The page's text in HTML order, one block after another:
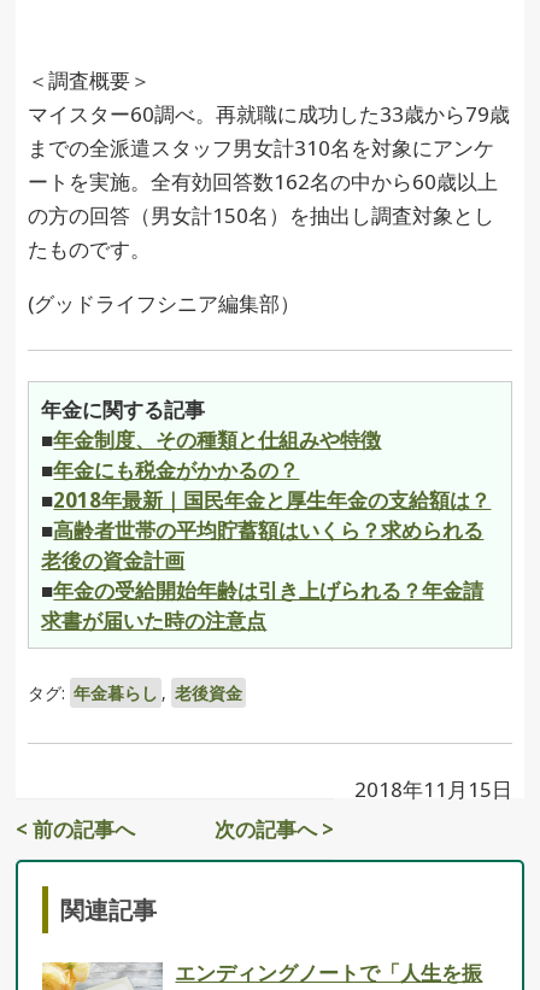
＜調査概要＞
マイスター60調べ。再就職に成功した33歳から79歳
までの全派遣スタッフ男女計310名を対象にアンケ
ートを実施。全有効回答数162名の中から60歳以上
の方の回答（男女計150名）を抽出し調査対象とし
たものです。
(グッドライフシニア編集部）
年金に関する記事
■年金制度、その種類と仕組みや特徴
■年金にも税金がかかるの？
■2018年最新｜国民年金と厚生年金の支給額は？
■高齢者世帯の平均貯蓄額はいくら？求められる
老後の資金計画
■年金の受給開始年齢は引き上げられる？年金請
求書が届いた時の注意点
タグ: 年金暮らし , 老後資金
2018年11月15日
< 前の記事へ
次の記事へ >
関連記事
エンディングノートで「人生を振